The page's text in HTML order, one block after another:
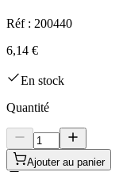
Réf : 200440
6,14 €
En stock
Quantité
Ajouter au panier